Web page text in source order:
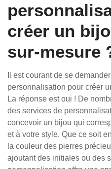
créer un
sur-mesure
Il est courant de se
personnalisation pour créer
La réponse est oui ! De
des services de
concevoir un bijou qui
et à votre style. Que ce soit
la couleur des pierres
ajoutant des initiales ou des